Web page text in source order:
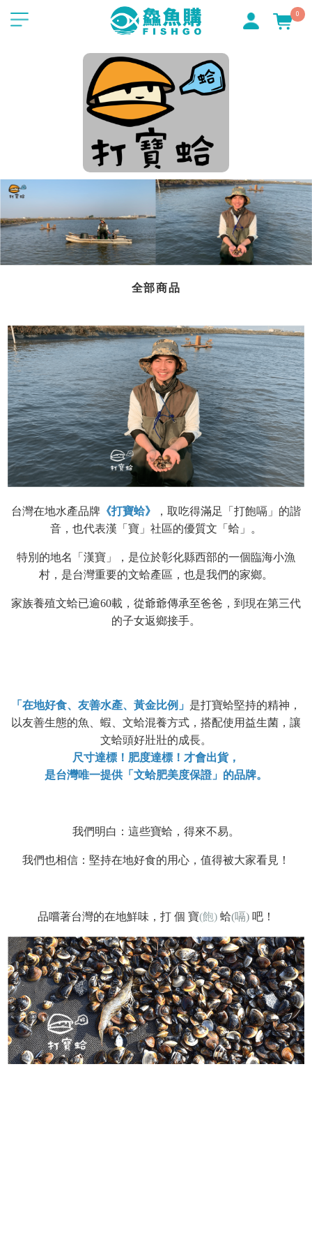
0
全部商品
台灣在地水產品牌 《打寶蛤》
，取吃得滿足「打飽嗝」的諧
音，也代表漢「寶」社區的優質文「蛤」。
特別的地名「漢寶」，是位於彰化縣西部的一個臨海小漁
村，是台灣重要的文蛤產區，也是我們的家鄉。
家族養殖文蛤已逾60載，從爺爺傳承至爸爸，到現在第三代
的子女返鄉接手。
「在地好食、友善水產、黃金比例」 是打寶蛤堅持的精神，
以友善生態的魚、蝦、文蛤混養方式，搭配使用益生菌，讓
文蛤頭好壯壯的成長。
尺寸達標！肥度達標！才會出貨，
是台灣唯一提供「文蛤肥美度保證」的品牌。
我們明白：這些寶蛤，得來不易。
我們也相信：堅持在地好食的用心，值得被大家看見！
品嚐著台灣的在地鮮味，打 個 寶(飽) 蛤(嗝) 吧！